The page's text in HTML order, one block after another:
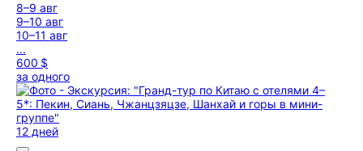
8–9 авг
9–10 авг
10–11 авг
...
600 $
за одного
12 дней